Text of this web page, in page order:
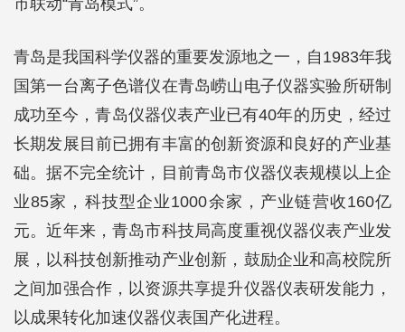
市联动“青岛模式”。
青岛是我国科学仪器的重要发源地之一，自1983年我
国第一台离子色谱仪在青岛崂山电子仪器实验所研制
成功至今，青岛仪器仪表产业已有40年的历史，经过
长期发展目前已拥有丰富的创新资源和良好的产业基
础。据不完全统计，目前青岛市仪器仪表规模以上企
业85家，科技型企业1000余家，产业链营收160亿
元。近年来，青岛市科技局高度重视仪器仪表产业发
展，以科技创新推动产业创新，鼓励企业和高校院所
之间加强合作，以资源共享提升仪器仪表研发能力，
以成果转化加速仪器仪表国产化进程。